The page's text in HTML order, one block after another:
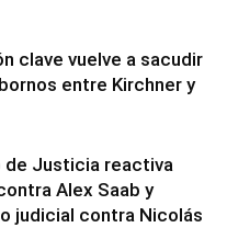
clave vuelve a sacudir
entre Kirchner y
de Justicia reactiva
Alex Saab y
judicial contra Nicolás